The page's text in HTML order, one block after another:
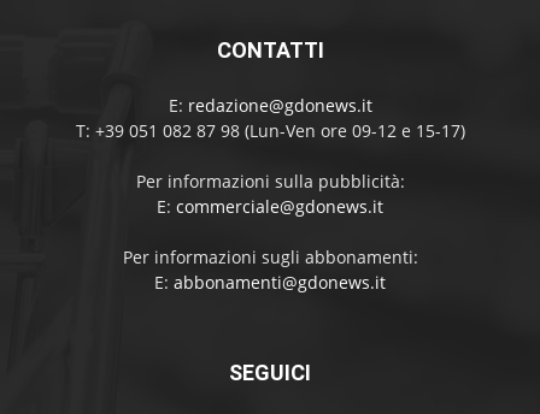
CONTATTI
E: redazione@gdonews.it
T: +39 051 082 87 98 (Lun-Ven ore 09-12 e 15-17)
Per informazioni sulla pubblicità:
E: commerciale@gdonews.it
Per informazioni sugli abbonamenti:
E: abbonamenti@gdonews.it
SEGUICI